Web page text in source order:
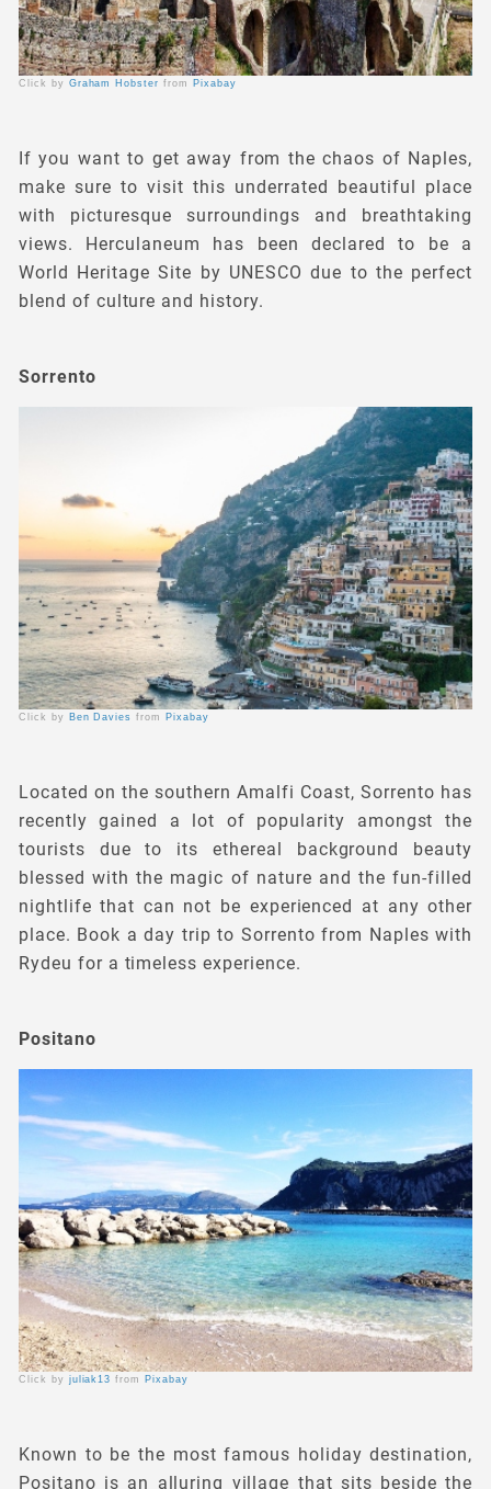
Click by Graham Hobsterfrom Pixabay
If you want to get away from the chaos of Naples,
make sure to visit this underrated beautiful place
with picturesque surroundings and breathtaking
views. Herculaneum has been declared to be a
World Heritage Site by UNESCO due to the perfect
blend of culture and history.
Click by Ben Daviesfrom Pixabay
Sorrento
Located on the southern Amalfi Coast, Sorrento has
recently gained a lot of popularity amongst the
tourists due to its ethereal background beauty
blessed with the magic of nature and the fun-filled
nightlife that can not be experienced at any other
place. Book a day trip to Sorrento from Naples with
Rydeu for a timeless experience.
Click by juliak13 from Pixabay
Positano
Known to be the most famous holiday destination,
Positano is an alluring village that sits beside the